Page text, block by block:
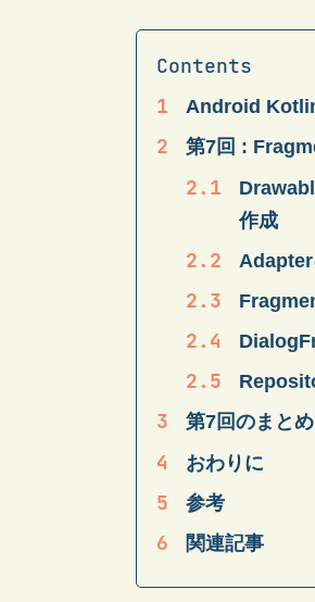
Android
第7回 :
作成
Adapter
第7回のまとめ
おわりに
参考
関連記事